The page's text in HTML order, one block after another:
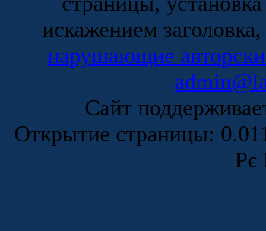
искажением
нарушающие
Сайт
Открытие страницы:
Рє